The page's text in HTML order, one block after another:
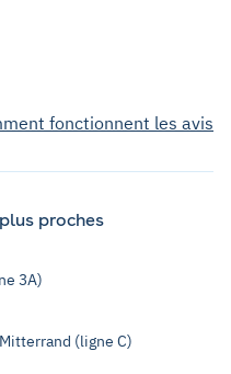
fonctionnent les avis
proches
3A)
(ligne C)